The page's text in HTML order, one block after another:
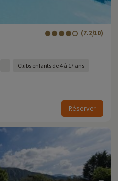
(7.2/10)
Clubs enfants de 4 à 17 ans
Réserver